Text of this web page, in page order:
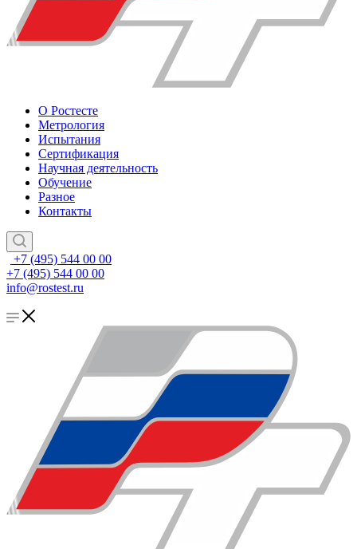
О Ростесте
Метрология
Испытания
Сертификация
Научная деятельность
Обучение
Разное
Контакты
+7 (495) 544 00 00
+7 (495) 544 00 00
info@rostest.ru